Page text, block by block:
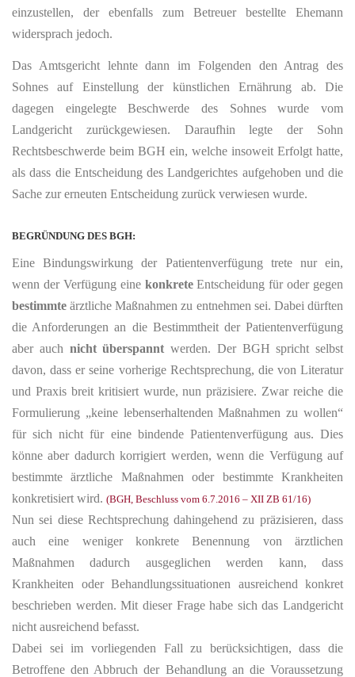
einzustellen, der ebenfalls zum Betreuer bestellte Ehemann
widersprach jedoch.
Das Amtsgericht lehnte dann im Folgenden den Antrag des
Sohnes auf Einstellung der künstlichen Ernährung ab. Die
dagegen eingelegte Beschwerde des Sohnes wurde vom
Landgericht zurückgewiesen. Daraufhin legte der Sohn
Rechtsbeschwerde beim BGH ein, welche insoweit Erfolgt hatte,
als dass die Entscheidung des Landgerichtes aufgehoben und die
Sache zur erneuten Entscheidung zurück verwiesen wurde.
BEGRÜNDUNG DES BGH:
Eine Bindungswirkung der Patientenverfügung trete nur ein,
wenn der Verfügung eine konkreteEntscheidung für oder gegen
bestimmte ärztliche Maßnahmen zu entnehmen sei. Dabei dürften
die Anforderungen an die Bestimmtheit der Patientenverfügung
aber auch nicht überspannt werden. Der BGH spricht selbst
davon, dass er seine vorherige Rechtsprechung, die von Literatur
und Praxis breit kritisiert wurde, nun präzisiere. Zwar reiche die
Formulierung „keine lebenserhaltenden Maßnahmen zu wollen“
für sich nicht für eine bindende Patientenverfügung aus. Dies
könne aber dadurch korrigiert werden, wenn die Verfügung auf
bestimmte ärztliche Maßnahmen oder bestimmte Krankheiten
konkretisiert wird. (BGH, Beschluss vom 6.7.2016 – XII ZB 61/16)
Nun sei diese Rechtsprechung dahingehend zu präzisieren, dass
auch eine weniger konkrete Benennung von ärztlichen
Maßnahmen dadurch ausgeglichen werden kann, dass
Krankheiten oder Behandlungssituationen ausreichend konkret
beschrieben werden. Mit dieser Frage habe sich das Landgericht
nicht ausreichend befasst.
Dabei sei im vorliegenden Fall zu berücksichtigen, dass die
Betroffene den Abbruch der Behandlung an die Voraussetzung